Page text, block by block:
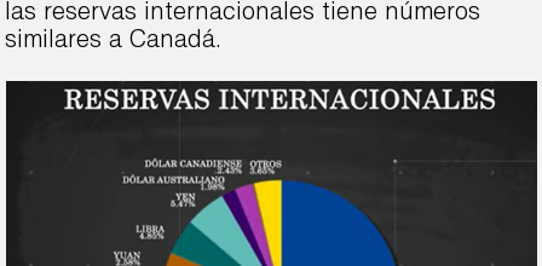
las reservas internacionales tiene números
similares a Canadá.